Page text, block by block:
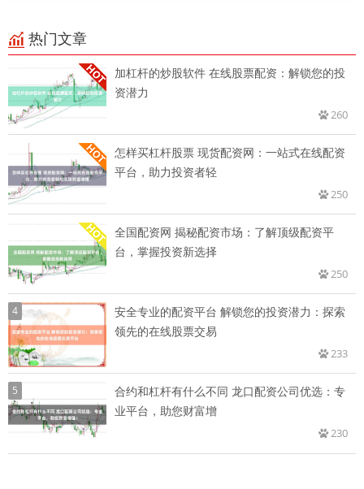
热门文章
加杠杆的炒股软件 在线股票配资：解锁您的投
资潜力
260
怎样买杠杆股票 现货配资网：一站式在线配资
平台，助力投资者轻
250
全国配资网 揭秘配资市场：了解顶级配资平
台，掌握投资新选择
250
4
安全专业的配资平台 解锁您的投资潜力：探索
领先的在线股票交易
233
5
合约和杠杆有什么不同 龙口配资公司优选：专
业平台，助您财富增
230